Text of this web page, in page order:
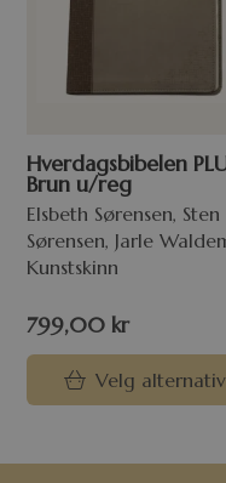
Hverdagsbibelen
Brun u/reg
Elsbeth Sørensen, Sten
Sørensen, Jarle
Kunstskinn
799,00 kr
Velg alternativ